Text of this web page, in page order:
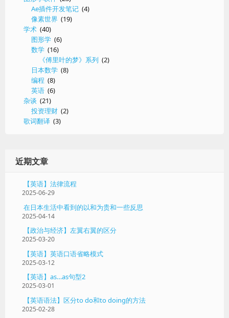
Ae插件开发笔记 (4)
像素世界 (19)
学术 (40)
图形学 (6)
数学 (16)
《傅里叶的梦》系列 (2)
日本数学 (8)
编程 (8)
英语 (6)
杂谈 (21)
投资理财 (2)
歌词翻译 (3)
近期文章
【英语】法律流程
2025-06-29
在日本生活中看到的以和为贵和一些反思
2025-04-14
【政治与经济】左翼右翼的区分
2025-03-20
【英语】英语口语省略模式
2025-03-12
【英语】as…as句型2
2025-03-01
【英语语法】区分to do和to doing的方法
2025-02-28